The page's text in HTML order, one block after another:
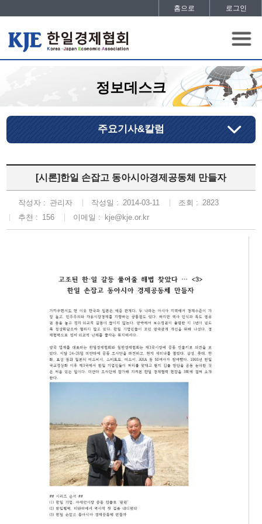
홈으로 로그인
정보데스크
주요기사&칼럼
[시론]한일 손잡고 동아시아경제공동체 만들자
작성자 : 관리자 작성일 : 2014-03-11 조회 : 2823
추천 : 156 이메일 : kje@kje.or.kr